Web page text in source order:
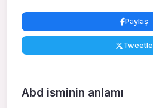
Paylaş
Tweetle
Abd isminin anlamı